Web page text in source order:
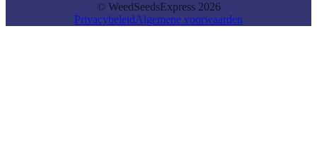
© WeedSeedsExpress 2026
PrivacybeleidAlgemene voorwaarden